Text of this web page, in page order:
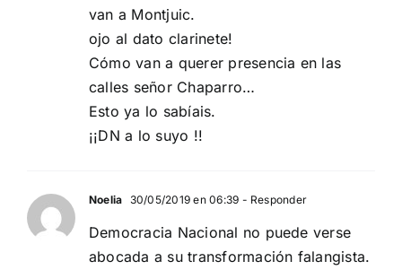
van a Montjuic.
ojo al dato clarinete!
Cómo van a querer presencia en las
calles señor Chaparro…
Esto ya lo sabíais.
¡¡DN a lo suyo !!
Noelia 30/05/2019 en 06:39 - Responder
Democracia Nacional no puede verse
abocada a su transformación falangista.